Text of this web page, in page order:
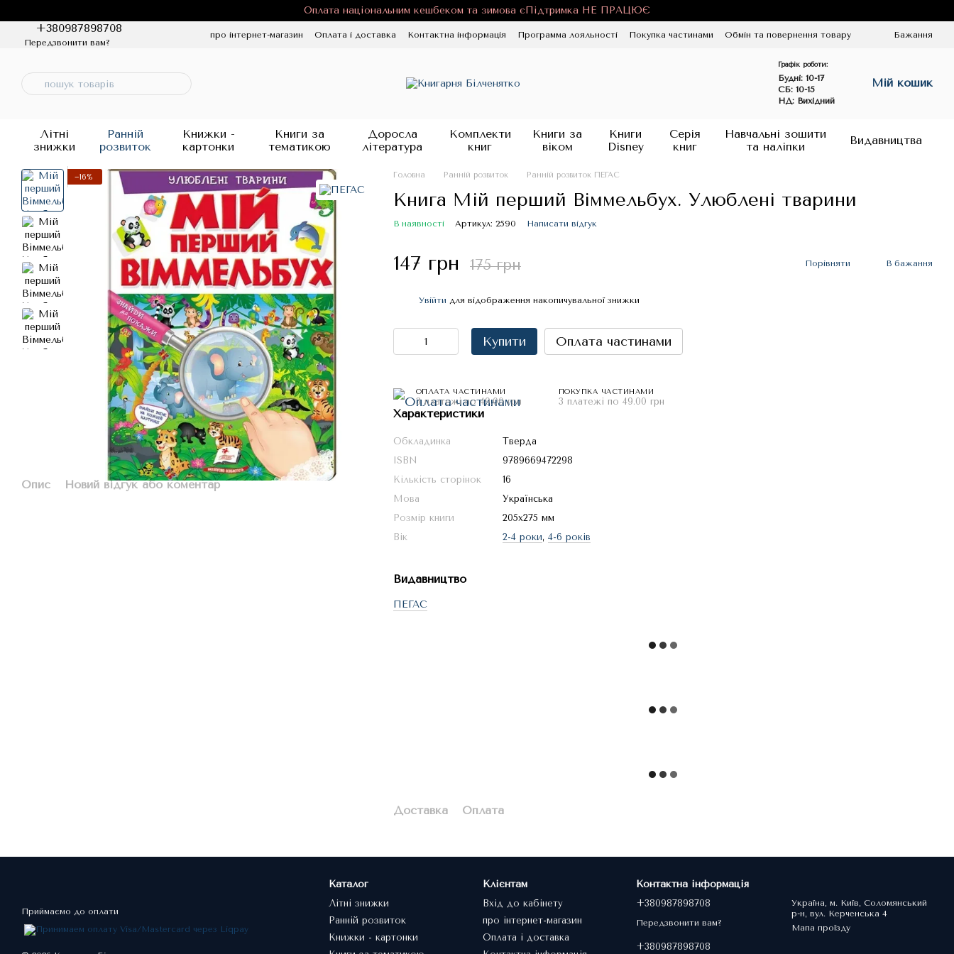
Оплата національним кешбеком та зимова єПідтримка НЕ ПРАЦЮЄ
+380987898708
Передзвонити вам?
про інтернет-магазин Оплата і доставка Контактна інформація Программа лояльності Покупка частинами
Обмін та повернення товару
Бажання
Графік роботи:
Будні: 10-17
СБ: 10-15
НД: Вихідний
Мій кошик
Літні
знижки
Ранній
розвиток
Книжки -
картонки
Книги за
тематикою
Доросла
література
Комплекти
книг
Книги за
віком
Книги
Disney
Серія
книг
Навчальні зошити
та наліпки
Видавництва
−16%
Опис Новий відгук або коментар
Головна Ранній розвиток Ранній розвиток ПЕГАС
Книга Мій перший Віммельбух. Улюблені тварини
В наявності Артикул: 2590 Написати відгук
147 грн 175 грн Порівняти В бажання
Увійти для відображення накопичувальної знижки
Купити Оплата частинами
ОПЛАТА ЧАСТИНАМИ
3 платежі по 49.00 грн
ПОКУПКА ЧАСТИНАМИ
3 платежі по 49.00 грн
Характеристики
Обкладинка
Тверда
ISBN
9789669472298
Кількість сторінок
16
Мова
Українська
Розмір книги
205х275 мм
Вік
2-4 роки, 4-6 років
Видавництво
ПЕГАС
Доставка Оплата
Приймаємо до оплати
Каталог
Літні знижки
Ранній розвиток
Книжки - картонки
Клієнтам
Вхід до кабінету
про інтернет-магазин
Оплата і доставка
Контактна інформація
+380987898708
Передзвонити вам?
+380987898708
Україна, м. Київ, Соломянський
р-н, вул. Керченська 4
Мапа проїзду